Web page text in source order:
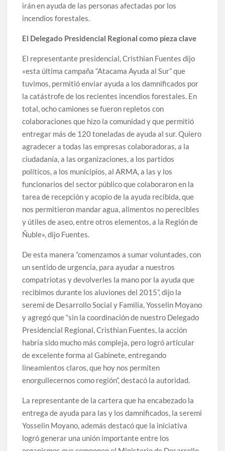
irán en ayuda de las personas afectadas por los
incendios forestales.
El Delegado Presidencial Regional como pieza clave
El representante presidencial, Cristhian Fuentes dijo
«esta última campaña “Atacama Ayuda al Sur” que
tuvimos, permitió enviar ayuda a los damnificados por
la catástrofe de los recientes incendios forestales. En
total, ocho camiones se fueron repletos con
colaboraciones que hizo la comunidad y que permitió
entregar más de 120 toneladas de ayuda al sur. Quiero
agradecer a todas las empresas colaboradoras, a la
ciudadanía, a las organizaciones, a los partidos
políticos, a los municipios, al ARMA, a las y los
funcionarios del sector público que colaboraron en la
tarea de recepción y acopio de la ayuda recibida, que
nos permitieron mandar agua, alimentos no perecibles
y útiles de aseo, entre otros elementos, a la Región de
Ñuble», dijo Fuentes.
De esta manera “comenzamos a sumar voluntades, con
un sentido de urgencia, para ayudar a nuestros
compatriotas y devolverles la mano por la ayuda que
recibimos durante los aluviones del 2015”, dijo la
seremi de Desarrollo Social y Familia, Yosselin Moyano
y agregó que “sin la coordinación de nuestro Delegado
Presidencial Regional, Cristhian Fuentes, la acción
habría sido mucho más compleja, pero logró articular
de excelente forma al Gabinete, entregando
lineamientos claros, que hoy nos permiten
enorgullecernos como región”, destacó la autoridad.
La representante de la cartera que ha encabezado la
entrega de ayuda para las y los damnificados, la seremi
Yosselin Moyano, además destacó que la iniciativa
logró generar una unión importante entre los